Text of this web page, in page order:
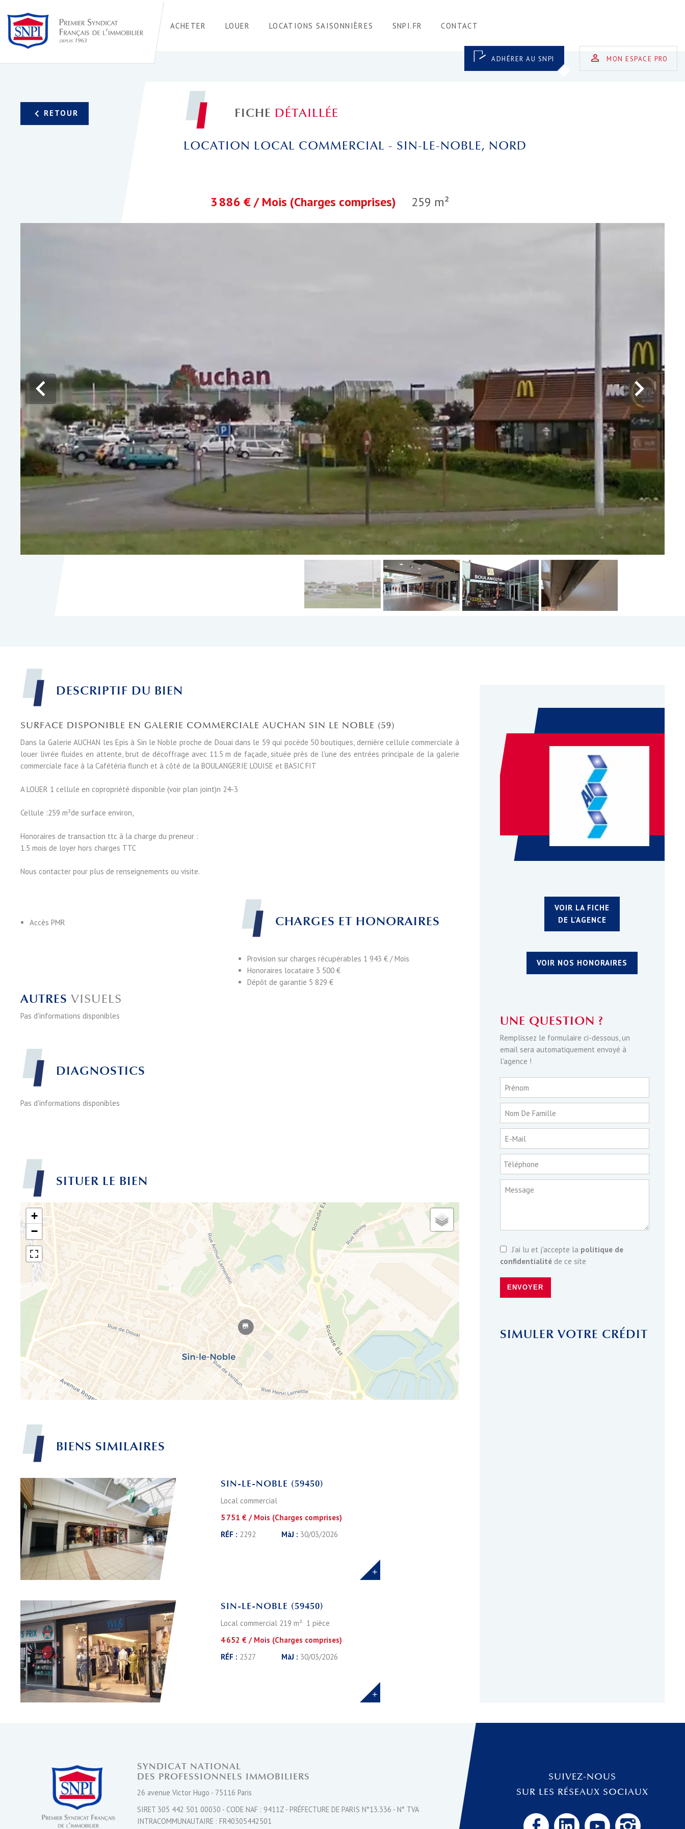
ACHETER LOUER LOCATIONS SAISONNIÈRES SNPI.FR CONTACT
ADHÉRER AU SNPI MON ESPACE PRO
FICHE DÉTAILLÉE
LOCATION LOCAL COMMERCIAL - SIN-LE-NOBLE, NORD
259 m²
3 886 € / Mois (Charges comprises)
DESCRIPTIF DU BIEN
SURFACE DISPONIBLE EN GALERIE COMMERCIALE AUCHAN SIN LE NOBLE (59)
Dans la Galerie AUCHAN les Epis à Sin le Noble proche de Douai dans le 59 qui pocède 50 boutiques, dernière cellule commerciale à
louer livrée fluides en attente, brut de décoffrage avec 11.5 m de façade, située près de l'une des entrées principale de la galerie
commerciale face à la Cafétéria flunch et à côté de la BOULANGERIE LOUISE et BASIC FIT
A LOUER 1 cellule en copropriété disponible (voir plan joint)n 24-3
Cellule :259 m²de surface environ,
Honoraires de transaction ttc à la charge du preneur :
1.5 mois de loyer hors charges TTC
Nous contacter pour plus de renseignements ou visite.
Accès PMR CHARGES ET HONORAIRES
Provision sur charges récupérables 1 943 € / Mois
Honoraires locataire 3 500 €
Dépôt de garantie 5 829 €
AUTRES VISUELS
Pas d'informations disponibles
DIAGNOSTICS
Pas d'informations disponibles
SITUER LE BIEN
+
−
BIENS SIMILAIRES
SIN-LE-NOBLE (59450)
Local commercial
5 751 € / Mois (Charges comprises)
RÉF : 2292 MàJ : 30/03/2026
SIN-LE-NOBLE (59450)
Local commercial 219 m² 1 pièce
4 652 € / Mois (Charges comprises)
RÉF : 2327 MàJ : 30/03/2026
VOIR LA FICHE
DE L'AGENCE
VOIR NOS HONORAIRES
UNE QUESTION ?
Remplissez le formulaire ci-dessous, un
email sera automatiquement envoyé à
l'agence !
Prénom
Nom De Famille
E-Mail
Téléphone
Message
J’ai lu et j'accepte la politique de
confidentialitéde ce site
ENVOYER
SIMULER VOTRE CRÉDIT
SYNDICAT NATIONAL
DES PROFESSIONNELS IMMOBILIERS
26 avenue Victor Hugo - 75116 Paris
SIRET 305 442 501 00030 - CODE NAF : 9411Z - PRÉFECTURE DE PARIS N°13.336 - N° TVA
INTRACOMMUNAUTAIRE : FR40305442501
SUIVEZ-NOUS
SUR LES RÉSEAUX SOCIAUX